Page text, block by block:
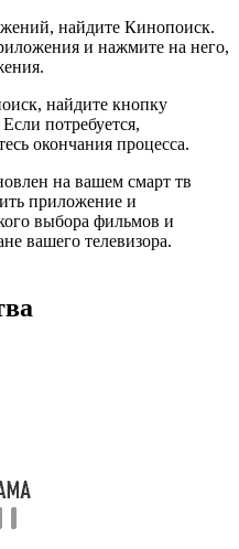
найдите Кинопоиск.
и нажмите на него,
найдите кнопку
потребуется,
окончания процесса.
на вашем смарт тв
приложение и
выбора фильмов и
вашего телевизора.